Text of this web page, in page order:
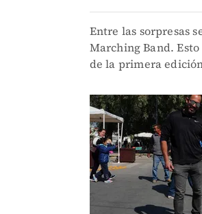
Entre las sorpresas
Marching Band.
de la primera